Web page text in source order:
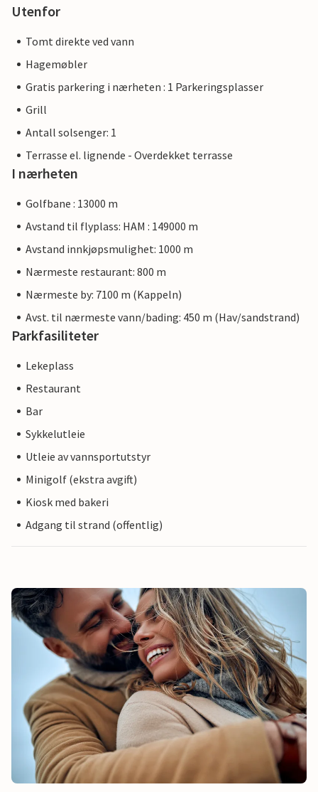
Utenfor
Tomt direkte ved vann
Hagemøbler
Gratis parkering i nærheten : 1 Parkeringsplasser
Grill
Antall solsenger: 1
Terrasse el. lignende - Overdekket terrasse
I nærheten
Golfbane : 13000 m
Avstand til flyplass: HAM : 149000 m
Avstand innkjøpsmulighet: 1000 m
Nærmeste restaurant: 800 m
Nærmeste by: 7100 m (Kappeln)
Avst. til nærmeste vann/bading: 450 m (Hav/sandstrand)
Parkfasiliteter
Lekeplass
Restaurant
Bar
Sykkelutleie
Utleie av vannsportutstyr
Minigolf (ekstra avgift)
Kiosk med bakeri
Adgang til strand (offentlig)